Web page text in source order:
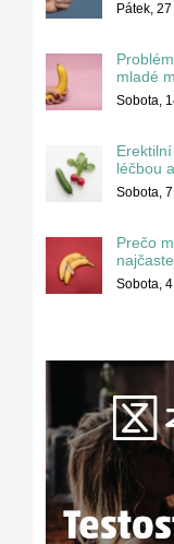
Pátek,
mladé
Sobota,
léčbou
Sobota,
Prečo
Sobota,